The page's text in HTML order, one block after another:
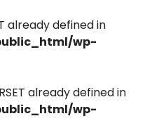
already defined in
wp-
already defined in
wp-